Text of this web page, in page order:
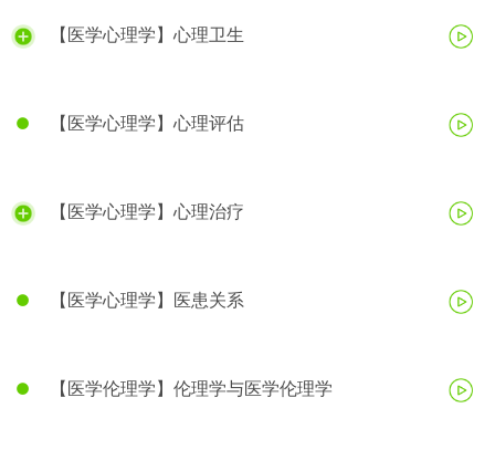
【医学心理学】心理卫生
【医学心理学】心理评估
【医学心理学】心理治疗
【医学心理学】医患关系
【医学伦理学】伦理学与医学伦理学